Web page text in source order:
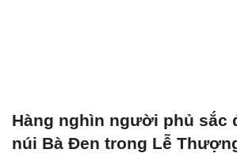
Hàng nghìn người phủ sắc
núi Bà Đen trong Lễ